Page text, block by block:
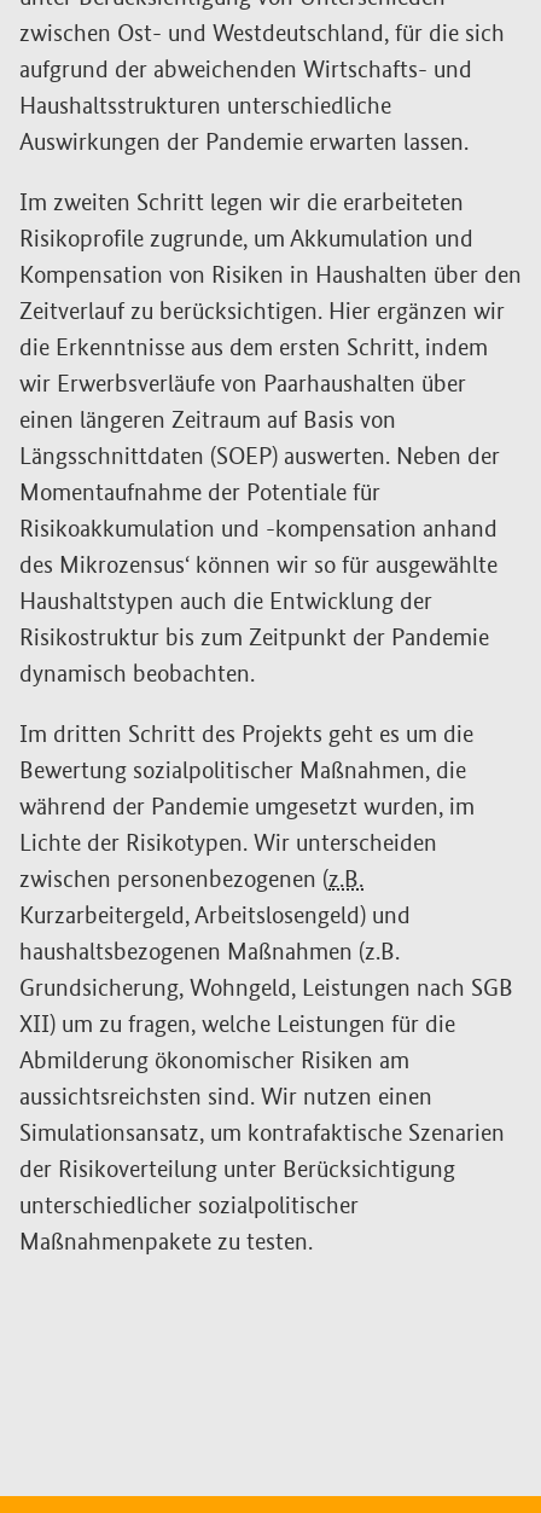
zwischen Ost- und Westdeutschland, für die sich
aufgrund der abweichenden Wirtschafts- und
Haushaltsstrukturen unterschiedliche
Auswirkungen der Pandemie erwarten lassen.
Im zweiten Schritt legen wir die erarbeiteten
Risikoprofile zugrunde, um Akkumulation und
Kompensation von Risiken in Haushalten über den
Zeitverlauf zu berücksichtigen. Hier ergänzen wir
die Erkenntnisse aus dem ersten Schritt, indem
wir Erwerbsverläufe von Paarhaushalten über
einen längeren Zeitraum auf Basis von
Längsschnittdaten (SOEP) auswerten. Neben der
Momentaufnahme der Potentiale für
Risikoakkumulation und -kompensation anhand
des Mikrozensus‘ können wir so für ausgewählte
Haushaltstypen auch die Entwicklung der
Risikostruktur bis zum Zeitpunkt der Pandemie
dynamisch beobachten.
Im dritten Schritt des Projekts geht es um die
Bewertung sozialpolitischer Maßnahmen, die
während der Pandemie umgesetzt wurden, im
Lichte der Risikotypen. Wir unterscheiden
zwischen personenbezogenen (z.B.
Kurzarbeitergeld, Arbeitslosengeld) und
haushaltsbezogenen Maßnahmen (z.B.
Grundsicherung, Wohngeld, Leistungen nach SGB
XII) um zu fragen, welche Leistungen für die
Abmilderung ökonomischer Risiken am
aussichtsreichsten sind. Wir nutzen einen
Simulationsansatz, um kontrafaktische Szenarien
der Risikoverteilung unter Berücksichtigung
unterschiedlicher sozialpolitischer
Maßnahmenpakete zu testen.